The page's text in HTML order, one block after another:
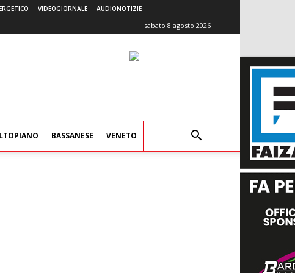
VIDEOGIORNALE AUDIONOTIZIE
sabato 8 agosto 2026
BASSANESE VENETO